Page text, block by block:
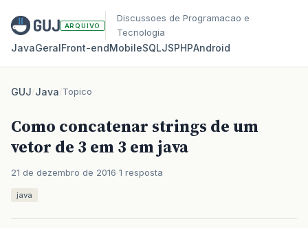
ARQUIVO
Discussoes de Programacao e
Tecnologia
JavaGeralFront‑endMobileSQLJSPHPAndroid
GUJ/Java/Topico
Como concatenar strings de um
vetor de 3 em 3 em java
21 de dezembro de 2016 1 resposta
java